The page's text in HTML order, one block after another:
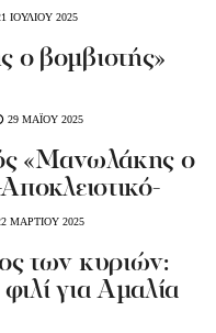
ΙΟΥΛΙΟΥ 2025
βομβιστής»
29 ΜΑΪΟΥ 2025
«Μανωλάκης ο
ΜΑΡΤΙΟΥ 2025
των κυριών:
για Αμαλία